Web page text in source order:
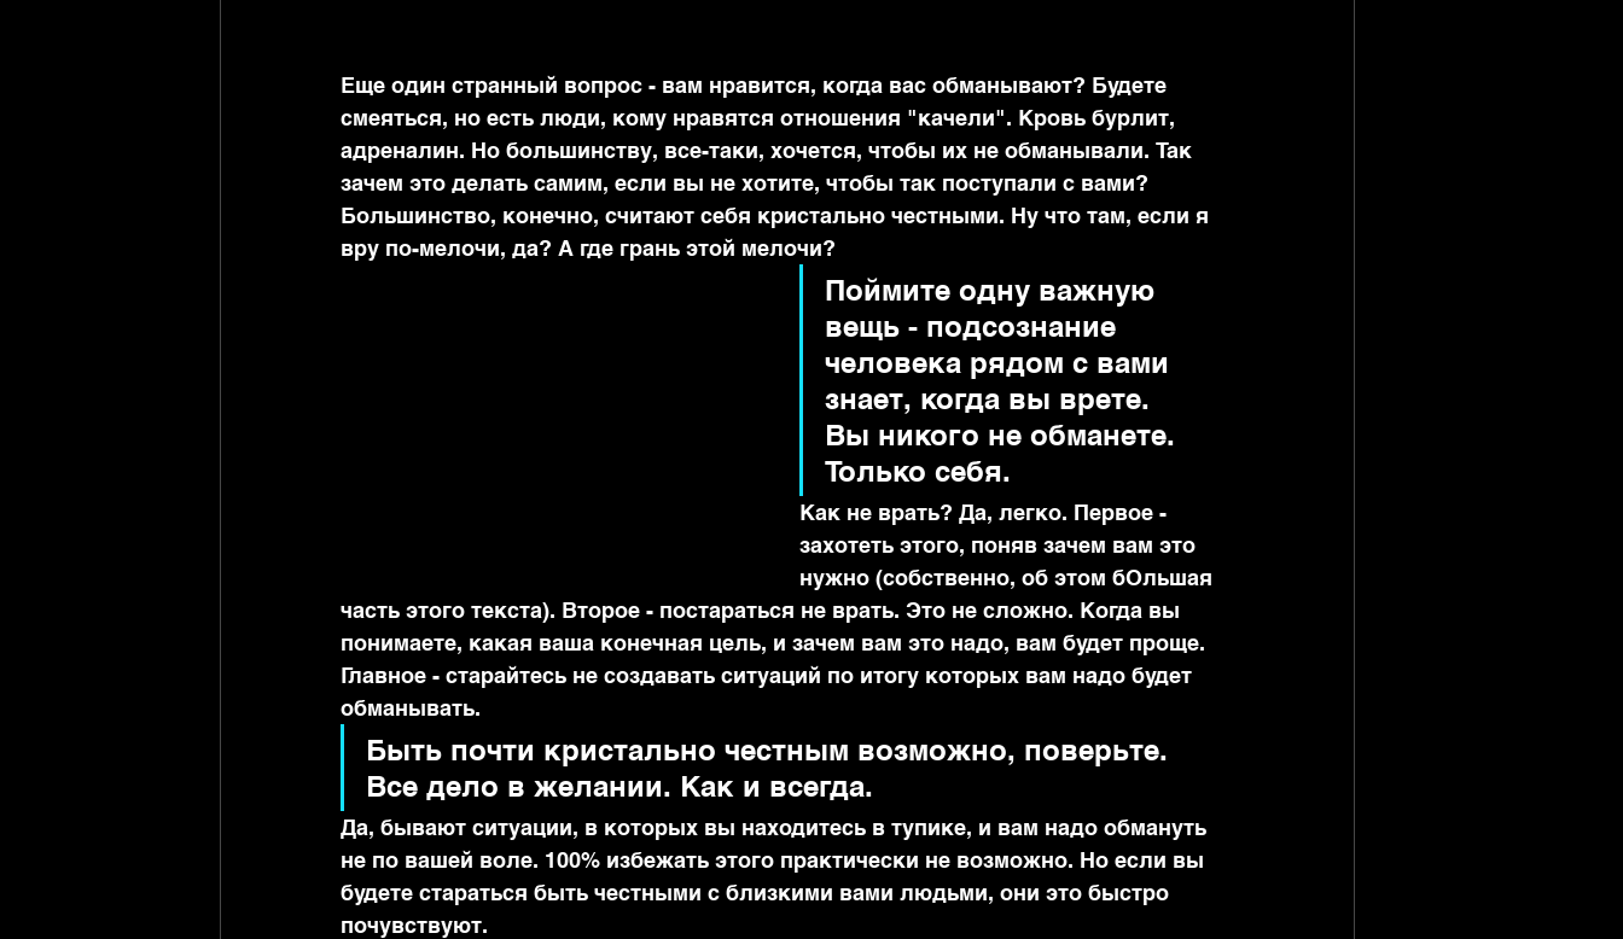
Еще один странный вопрос - вам нравится, когда вас обманывают? Будете
смеяться, но есть люди, кому нравятся отношения "качели". Кровь бурлит,
адреналин. Но большинству, все-таки, хочется, чтобы их не обманывали. Так
зачем это делать самим, если вы не хотите, чтобы так поступали с вами?
Большинство, конечно, считают себя кристально честными. Ну что там, если я
вру по-мелочи, да? А где грань этой мелочи?
Поймите одну важную
вещь - подсознание
человека рядом с вами
знает, когда вы врете.
Вы никого не обманете.
Только себя.
Как не врать? Да, легко. Первое -
захотеть этого, поняв зачем вам это
нужно (собственно, об этом бОльшая
часть этого текста). Второе - постараться не врать. Это не сложно. Когда вы
понимаете, какая ваша конечная цель, и зачем вам это надо, вам будет проще.
Главное - старайтесь не создавать ситуаций по итогу которых вам надо будет
обманывать.
Быть почти кристально честным возможно, поверьте.
Все дело в желании. Как и всегда.
Да, бывают ситуации, в которых вы находитесь в тупике, и вам надо обмануть
не по вашей воле. 100% избежать этого практически не возможно. Но если вы
будете стараться быть честными с близкими вами людьми, они это быстро
почувствуют.